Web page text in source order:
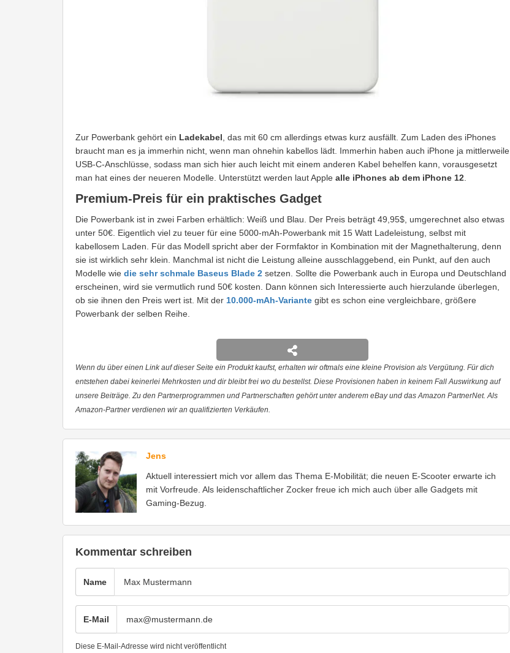
Zur Powerbank gehört ein Ladekabel , das mit 60 cm allerdings etwas kurz ausfällt. Zum Laden des iPhones
braucht man es ja immerhin nicht, wenn man ohnehin kabellos lädt. Immerhin haben auch iPhone ja mittlerweile
USB-C-Anschlüsse, sodass man sich hier auch leicht mit einem anderen Kabel behelfen kann, vorausgesetzt
man hat eines der neueren Modelle. Unterstützt werden laut Apple alle iPhones ab dem iPhone 12
Premium-Preis für ein praktisches Gadget
Die Powerbank ist in zwei Farben erhältlich: Weiß und Blau. Der Preis beträgt 49,95$, umgerechnet also etwas
unter 50€. Eigentlich viel zu teuer für eine 5000-mAh-Powerbank mit 15 Watt Ladeleistung, selbst mit
kabellosem Laden. Für das Modell spricht aber der Formfaktor in Kombination mit der Magnethalterung, denn
sie ist wirklich sehr klein. Manchmal ist nicht die Leistung alleine ausschlaggebend, ein Punkt, auf den auch
Modelle wie die sehr schmale Baseus Blade 2 setzen. Sollte die Powerbank auch in Europa und Deutschland
erscheinen, wird sie vermutlich rund 50€ kosten. Dann können sich Interessierte auch hierzulande überlegen,
ob sie ihnen den Preis wert ist. Mit der 10.000-mAh-Variante gibt es schon eine vergleichbare, größere
Powerbank der selben Reihe.
Wenn du über einen Link auf dieser Seite ein Produkt kaufst, erhalten wir oftmals eine kleine Provision als Vergütung. Für dich
entstehen dabei keinerlei Mehrkosten und dir bleibt frei wo du bestellst. Diese Provisionen haben in keinem Fall Auswirkung auf
unsere Beiträge. Zu den Partnerprogrammen und Partnerschaften gehört unter anderem eBay und das Amazon PartnerNet. Als
Amazon-Partner verdienen wir an qualifizierten Verkäufen.
Jens
Aktuell interessiert mich vor allem das Thema E-Mobilität; die neuen E-Scooter erwarte ich
mit Vorfreude. Als leidenschaftlicher Zocker freue ich mich auch über alle Gadgets mit
Gaming-Bezug.
Kommentar schreiben
Name
E-Mail
Diese E-Mail-Adresse wird nicht veröffentlicht